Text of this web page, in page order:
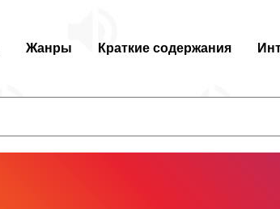
Жанры Краткие содержания